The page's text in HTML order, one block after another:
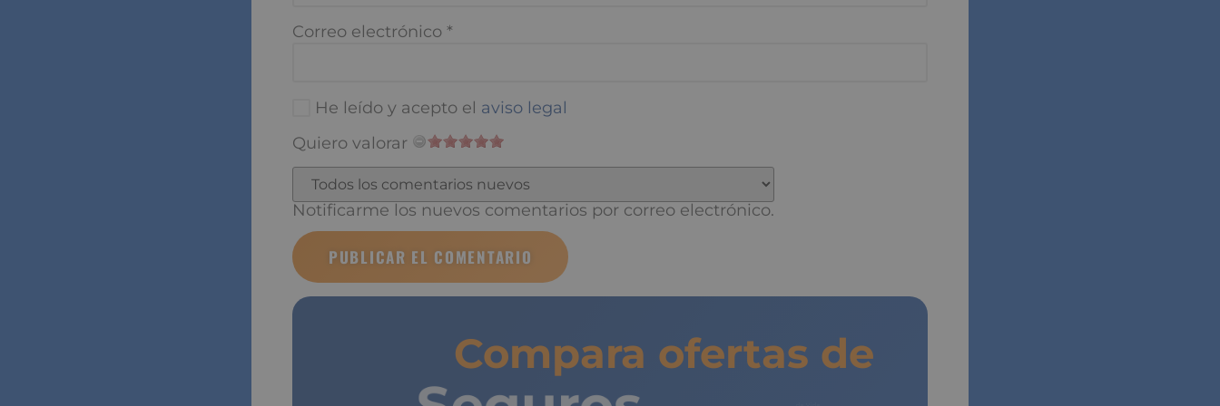
Correo electrónico*
He leído y acepto elaviso legal
Quiero valorar
Notificarme los nuevos comentarios por correo electrónico.
Compara ofertas de